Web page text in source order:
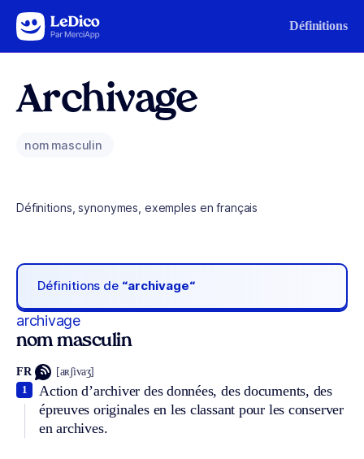
Aller au contenu Définitions
Archivage
nom masculin
Définitions, synonymes, exemples en français
Définitions de “archivage“
archivage
nom masculin
FR [aʀʃivaʒ]
Action d’archiver des données, des documents, des
épreuves originales en les classant pour les conserver
en archives.
1